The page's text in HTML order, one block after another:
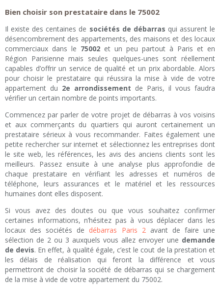
Bien choisir son prestataire dans le 75002
Il existe des centaines de sociétés de débarras qui assurent le
désencombrement des appartements, des maisons et des locaux
commerciaux dans le 75002 et un peu partout à Paris et en
Région Parisienne mais seules quelques-unes sont réellement
capables d’offrir un service de qualité et un prix abordable. Alors
pour choisir le prestataire qui réussira la mise à vide de votre
appartement du 2e arrondissement de Paris, il vous faudra
vérifier un certain nombre de points importants.
Commencez par parler de votre projet de débarras à vos voisins
et aux commerçants du quartiers qui auront certainement un
prestataire sérieux à vous recommander. Faites également une
petite rechercher sur internet et sélectionnez les entreprises dont
le site web, les références, les avis des anciens clients sont les
meilleurs. Passez ensuite à une analyse plus approfondie de
chaque prestataire en vérifiant les adresses et numéros de
téléphone, leurs assurances et le matériel et les ressources
humaines dont elles disposent.
Si vous avez des doutes ou que vous souhaitez confirmer
certaines informations, n’hésitez pas à vous déplacer dans les
locaux des sociétés de débarras Paris 2avant de faire une
sélection de 2 ou 3 auxquels vous allez envoyer une demande
de devis. En effet, à qualité égale, c’est le cout de la prestation et
les délais de réalisation qui feront la différence et vous
permettront de choisir la société de débarras qui se chargement
de la mise à vide de votre appartement du 75002.